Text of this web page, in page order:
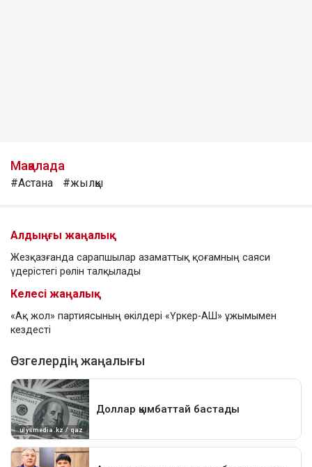
Мақалада
#Астана #жылқы
Алдыңғы жаңалық
Жезқазғанда сарапшылар азаматтық қоғамның саяси
үдерістегі рөлін талқылады
Келесі жаңалық
«Ақ жол» партиясының өкілдері «Үркер-АШ» ұжымымен
кездесті